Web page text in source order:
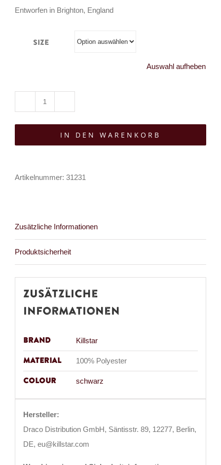
Entworfen in Brighton, England
Size
Auswahl aufheben
Gürtel
IN DEN WARENKORB
Artikelnummer: 31231
Zusätzliche Informationen
Produktsicherheit
Zusätzliche
Informationen
Brand Killstar
Material 100% Polyester
Colour schwarz
Hersteller:
Draco Distribution GmbH, Säntisstr. 89, 12277, Berlin,
DE, eu@killstar.com